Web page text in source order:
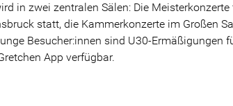
in zwei zentralen Sälen: Die
statt, die Kammerkonzerte im Großen
Besucher:innen sind U30-Ermäßigungen
App verfügbar.